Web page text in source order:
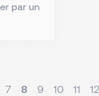
par un
7 8 9 10 11 12